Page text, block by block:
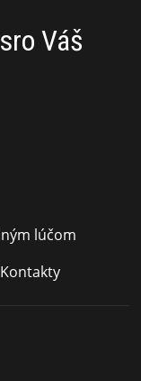
Váš
lúčom
Kontakty